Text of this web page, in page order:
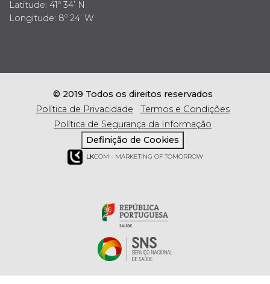
Latitude: 41º 34’ N
Longitude: 8º 24’ W
© 2019 Todos os direitos reservados
Política de Privacidade
Termos e Condições
Política de Segurança da Informação
Definição de Cookies
LKCOM - MARKETING OF TOMORROW